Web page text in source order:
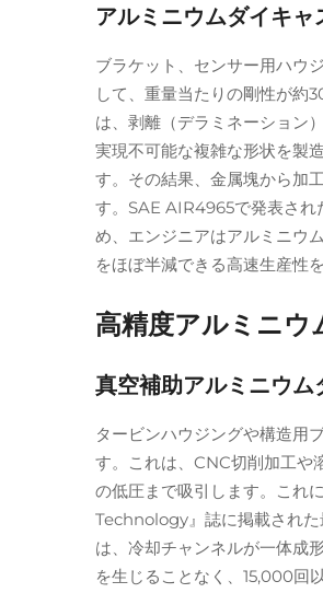
アルミニウムダイキ
ブラケット、センサー用ハウ
して、重量当たりの剛性が約
は、剥離（デラミネーション
実現不可能な複雑な形状を製
す。その結果、金属塊から加
す。SAE AIR4965で発表され
め、エンジニアはアルミニウ
をほぼ半減できる高速生産性
高精度アルミニ
真空補助アルミニウ
タービンハウジングや構造用
す。これは、CNC切削加工や
の低圧まで吸引します。これ
Technology』誌に掲載された
は、冷却チャンネルが一体成
を生じることなく、15,000回